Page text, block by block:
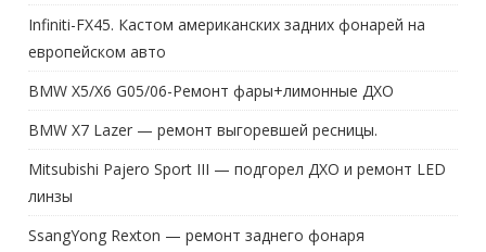
Infiniti-FX45. Кастом американских задних фонарей на
европейском авто
BMW X5/X6 G05/06-Ремонт фары+лимонные ДХО
BMW X7 Lazer — ремонт выгоревшей ресницы.
Mitsubishi Pajero Sport III — подгорел ДХО и ремонт LED
линзы
SsangYong Rexton — ремонт заднего фонаря